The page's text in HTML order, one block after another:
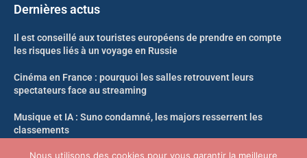
Dernières actus
Il est conseillé aux touristes européens de prendre en compte
les risques liés à un voyage en Russie
Cinéma en France : pourquoi les salles retrouvent leurs
spectateurs face au streaming
Musique et IA : Suno condamné, les majors resserrent les
classements
Nous utilisons des cookies pour vous garantir la meilleure